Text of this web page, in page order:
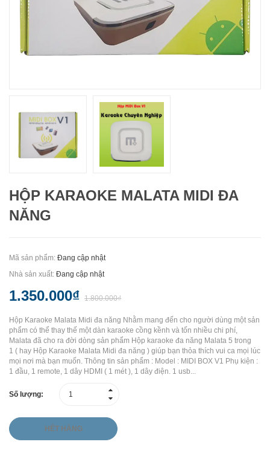
HỘP KARAOKE MALATA MIDI ĐA
NĂNG
Mã sản phẩm: Đang cập nhật
Nhà sản xuất: Đang cập nhật
1.350.000₫ 1.800.000₫
Hộp Karaoke Malata Midi đa năng Nhằm mang đến cho người dùng một sản
phẩm có thể thay thế một dàn karaoke cồng kềnh và tốn nhiều chi phí,
Malata đã cho ra đời dòng sản phẩm Hộp karaoke đa năng Malata 5 trong
1 ( hay Hộp Karaoke Malata Midi đa năng ) giúp bạn thỏa thích vui ca mọi lúc
mọi nơi mà bạn muốn. Thông tin sản phẩm : Model : MIDI BOX V1 Phụ kiện :
1 đầu, 1 remote, 1 dây HDMI ( 1 mét ), 1 dây điện. 1 usb...
Số lượng:
HẾT HÀNG